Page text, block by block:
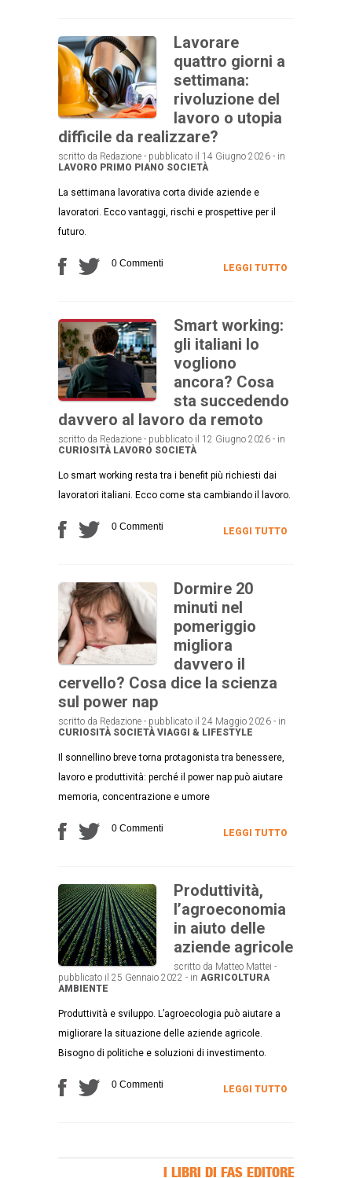
Lavorare
quattro giorni a
settimana:
rivoluzione del
lavoro o utopia
difficile da realizzare?
scritto da Redazione - pubblicato il 14 Giugno 2026 - in
LAVORO PRIMO PIANO SOCIETÀ
La settimana lavorativa corta divide aziende e
lavoratori. Ecco vantaggi, rischi e prospettive per il
futuro.
0 Commenti LEGGI TUTTO
Smart working:
gli italiani lo
vogliono
ancora? Cosa
sta succedendo
davvero al lavoro da remoto
scritto da Redazione - pubblicato il 12 Giugno 2026 - in
CURIOSITÀ LAVORO SOCIETÀ
Lo smart working resta tra i benefit più richiesti dai
lavoratori italiani. Ecco come sta cambiando il lavoro.
0 Commenti LEGGI TUTTO
Dormire 20
minuti nel
pomeriggio
migliora
davvero il
cervello? Cosa dice la scienza
sul power nap
scritto da Redazione - pubblicato il 24 Maggio 2026 - in
CURIOSITÀ SOCIETÀ VIAGGI & LIFESTYLE
Il sonnellino breve torna protagonista tra benessere,
lavoro e produttività: perché il power nap può aiutare
memoria, concentrazione e umore
0 Commenti LEGGI TUTTO
Produttività,
l’agroeconomia
in aiuto delle
aziende agricole
scritto da Matteo Mattei -
pubblicato il 25 Gennaio 2022 - in AGRICOLTURA
AMBIENTE
Produttività e sviluppo. L’agroecologia può aiutare a
migliorare la situazione delle aziende agricole.
Bisogno di politiche e soluzioni di investimento.
0 Commenti LEGGI TUTTO
I LIBRI DI FAS EDITORE